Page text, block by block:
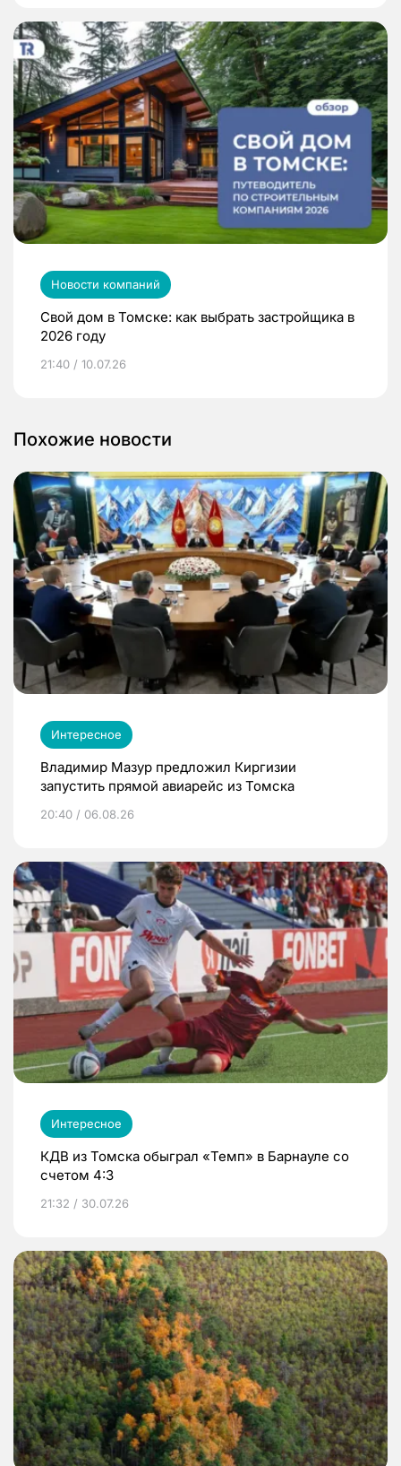
Новости компаний
Свой дом в Томске: как выбрать застройщика в
2026 году
21:40 / 10.07.26
Похожие новости
Интересное
Владимир Мазур предложил Киргизии
запустить прямой авиарейс из Томска
20:40 / 06.08.26
Интересное
КДВ из Томска обыграл «Темп» в Барнауле со
счетом 4:3
21:32 / 30.07.26